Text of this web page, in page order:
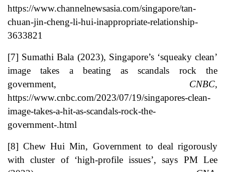
https://www.channelnewsasia.com/singapore/tan-
chuan-jin-cheng-li-hui-inappropriate-relationship-
3633821
[7] Sumathi Bala (2023), Singapore’s ‘squeaky clean’
image takes a beating as scandals rock the
government, CNBC,
https://www.cnbc.com/2023/07/19/singapores-clean-
image-takes-a-hit-as-scandals-rock-the-
government-.html
[8] Chew Hui Min, Government to deal rigorously
with cluster of ‘high-profile issues’, says PM Lee